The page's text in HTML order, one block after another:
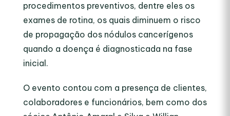
procedimentos preventivos, dentre eles os
exames de rotina, os quais diminuem o risco
de propagação dos nódulos cancerígenos
quando a doença é diagnosticada na fase
inicial.
O evento contou com a presença de clientes,
colaboradores e funcionários, bem como dos